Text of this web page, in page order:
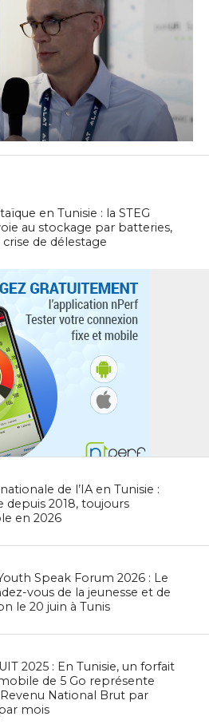
en Tunisie : la STEG
au stockage par batteries,
de délestage
de l’IA en Tunisie :
depuis 2018, toujours
en 2026
Speak Forum 2026 : Le
vous de la jeunesse et de
le 20 juin à Tunis
2025 : En Tunisie, un forfait
de 5 Go représente
Revenu National Brut par
mois